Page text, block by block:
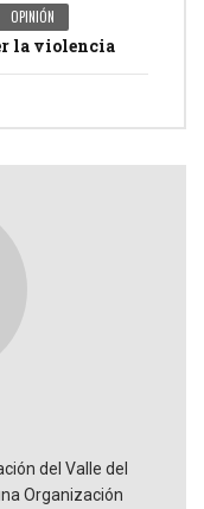
OPINIÓN
la violencia
del Valle del
Organización